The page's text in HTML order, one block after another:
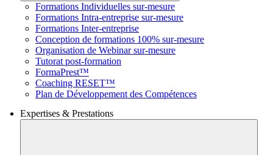
Formations Individuelles sur-mesure
Formations Intra-entreprise sur-mesure
Formations Inter-entreprise
Conception de formations 100% sur-mesure
Organisation de Webinar sur-mesure
Tutorat post-formation
FormaPrest™
Coaching RESET™
Plan de Développement des Compétences
Expertises & Prestations